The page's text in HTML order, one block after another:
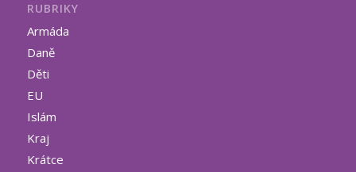
RUBRIKY
Armáda
Daně
Děti
EU
Islám
Kraj
Krátce